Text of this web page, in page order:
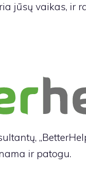
jūsų vaikas, ir
ir patogu.